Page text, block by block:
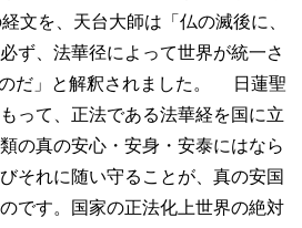
を、天台大師は「仏の滅後に、
ず、法華径によって世界が統一さ
だ」と解釈されました。 日蓮聖
って、正法である法華経を国に立
の真の安心・安身・安泰にはなら
それに随い守ることが、真の安国
です。国家の正法化上世界の絶対